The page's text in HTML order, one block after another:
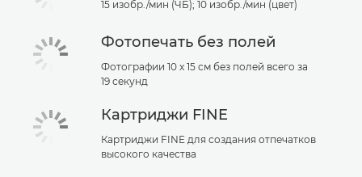
15 изобр./мин (ЧБ); 10 изобр./мин (цвет)
Фотопечать без полей
Фотографии 10 x 15 см без полей всего за
19 секунд
Картриджи FINE
Картриджи FINE для создания отпечатков
высокого качества